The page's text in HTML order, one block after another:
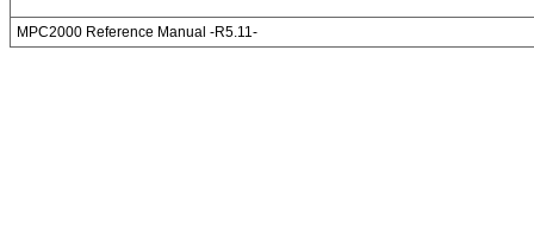
MPC2000 Reference Manual -R5.11-